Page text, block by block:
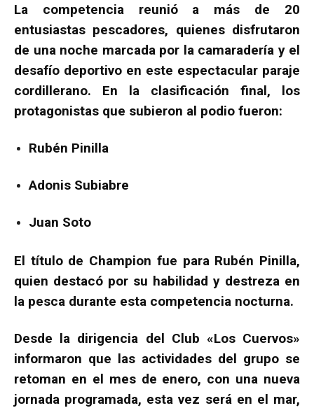
La competencia reunió a más de 20
entusiastas pescadores, quienes disfrutaron
de una noche marcada por la camaradería y el
desafío deportivo en este espectacular paraje
cordillerano. En la clasificación final, los
protagonistas que subieron al podio fueron:
Rubén Pinilla
Adonis Subiabre
Juan Soto
El título de Champion fue para Rubén Pinilla,
quien destacó por su habilidad y destreza en
la pesca durante esta competencia nocturna.
Desde la dirigencia del Club «Los Cuervos»
informaron que las actividades del grupo se
retoman en el mes de enero, con una nueva
jornada programada, esta vez será en el mar,